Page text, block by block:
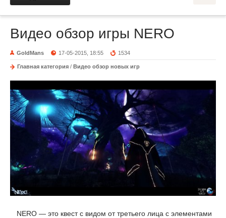
Видео обзор игры NERO
GoldMans 17-05-2015, 18:55 1534
Главная категория / Видео обзор новых игр
NERO — это квест с видом от третьего лица с элементами